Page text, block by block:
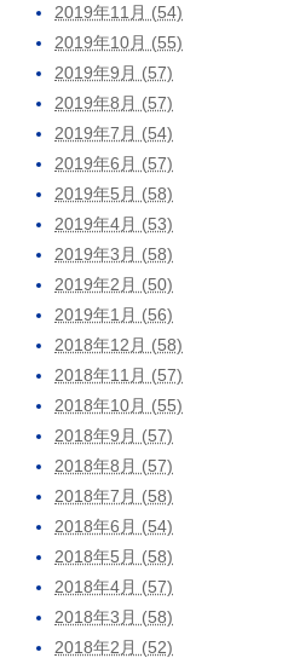
2019年11月 (54)
2019年10月 (55)
2019年9月 (57)
2019年8月 (57)
2019年7月 (54)
2019年6月 (57)
2019年5月 (58)
2019年4月 (53)
2019年3月 (58)
2019年2月 (50)
2019年1月 (56)
2018年12月 (58)
2018年11月 (57)
2018年10月 (55)
2018年9月 (57)
2018年8月 (57)
2018年7月 (58)
2018年6月 (54)
2018年5月 (58)
2018年4月 (57)
2018年3月 (58)
2018年2月 (52)